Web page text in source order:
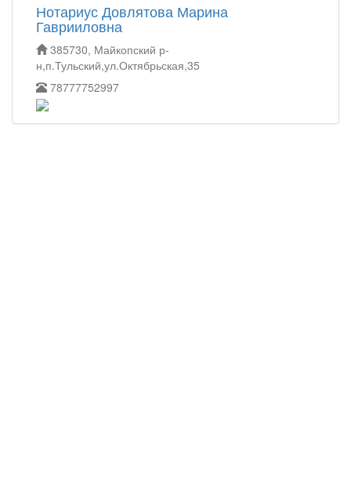
Нотариус Довлятова Марина
Гаврииловна
385730, Майкопский р-
н,п.Тульский,ул.Октябрьская,35
78777752997